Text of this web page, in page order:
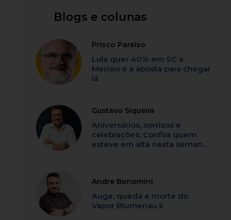
Blogs e colunas
Prisco Paraíso
Lula quer 40% em SC e
Merísio é a aposta para chegar
lá
Gustavo Siqueira
Aniversários, sorrisos e
celebrações: Confira quem
esteve em alta nesta semana
Andre Bonomini
Auge, queda e morte do
Vapor Blumenau II